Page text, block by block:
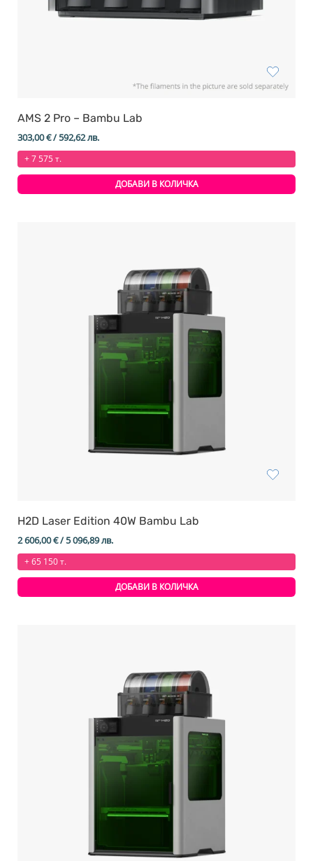
AMS 2 Pro – Bambu Lab
303,00€/ 592,62 лв.
+ 7 575 т.
ДОБАВИ В КОЛИЧКА
H2D Laser Edition 40W Bambu Lab
2 606,00€/ 5 096,89 лв.
+ 65 150 т.
ДОБАВИ В КОЛИЧКА